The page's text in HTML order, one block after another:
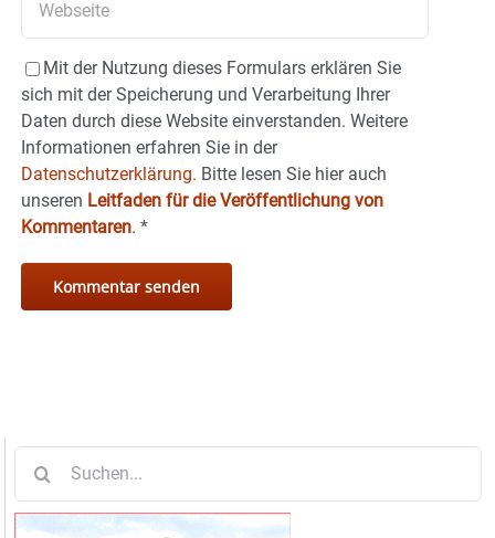
Mit der Nutzung dieses Formulars erklären Sie
sich mit der Speicherung und Verarbeitung Ihrer
Daten durch diese Website einverstanden. Weitere
Informationen erfahren Sie in der
Datenschutzerklärung. Bitte lesen Sie hier auch
unseren Leitfaden für die Veröffentlichung von
Kommentaren. *
nach: